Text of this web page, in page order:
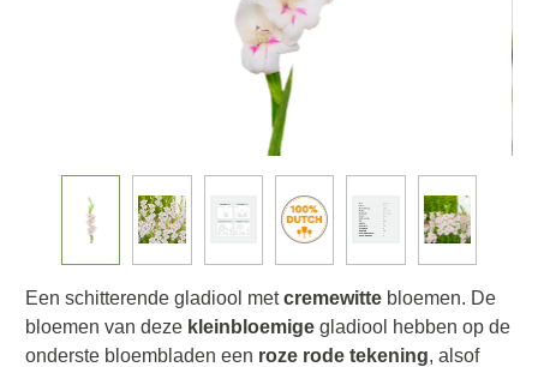
Een schitterende gladiool metcremewitte bloemen. De
bloemen van deze kleinbloemige gladiool hebben op de
onderste bloembladen een roze rode tekening, alsof